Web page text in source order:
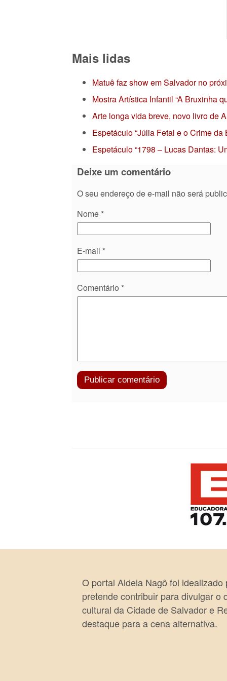
Mais lidas
Matuê faz show em Salvador no
Mostra Artística Infantil “A Bruxinha
Arte longa vida breve, novo livro de
Espetáculo “Júlia Fetal e o Crime
Espetáculo “1798 – Lucas Dantas:
Deixe um comentário
O seu endereço de e-mail não será
Nome *
E-mail *
Comentário *
O portal Aldeia Nagô foi
pretende contribuir para divulgar o
cultural da Cidade de Salvador e
destaque para a cena alternativa.